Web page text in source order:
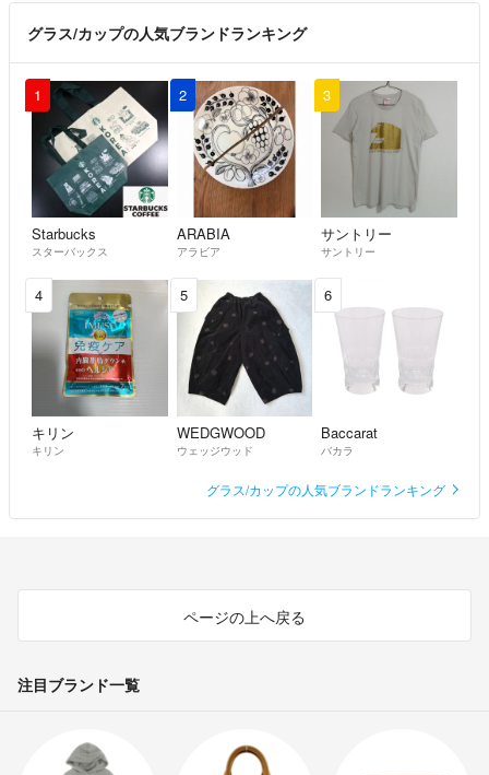
グラス/カップの人気ブランドランキング
1
Starbucks
スターバックス
2
ARABIA
アラビア
3
サントリー
サントリー
4
キリン
キリン
5
WEDGWOOD
ウェッジウッド
6
Baccarat
バカラ
グラス/カップの人気ブランドランキング
ページの上へ戻る
注目ブランド一覧